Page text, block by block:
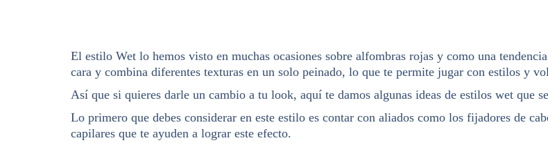
El estilo Wet lo hemos visto en muchas ocasiones sobre alfombras rojas y como una
cara y combina diferentes texturas en un solo peinado, lo que te permite jugar con estilos y
Así que si quieres darle un cambio a tu look, aquí te damos algunas ideas de estilos wet que
Lo primero que debes considerar en este estilo es contar con aliados como los fijadores de
capilares que te ayuden a lograr este efecto.